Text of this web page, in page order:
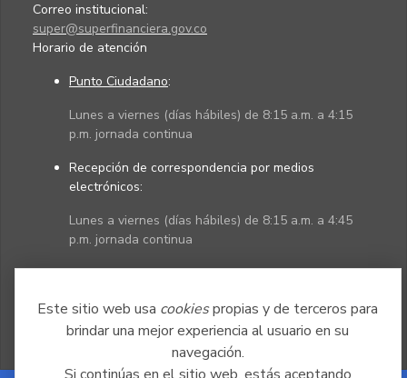
Este sitio web usa cookiespropias y de terceros para
brindar una mejor experiencia al usuario en su
navegación.
Correo institucional:
super@superfinanciera.gov.co
Horario de atención
Punto Ciudadano:
Lunes a viernes (días hábiles) de 8:15 a.m. a 4:15
p.m. jornada continua
Recepción de correspondencia por medios
electrónicos:
Lunes a viernes (días hábiles) de 8:15 a.m. a 4:45
p.m. jornada continua